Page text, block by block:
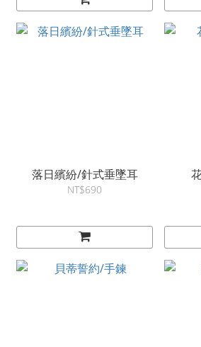
落日繽紛/針式垂墜耳
NT$690